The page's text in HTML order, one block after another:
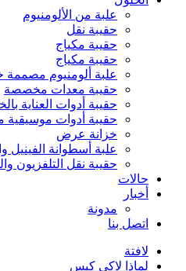
علبة من الألومنيوم
حقيبة نقل
حقيبة مكياج
حقيبة مكياج
علبة ألومنيوم
حقيبة معدات مخصصة
حقيبة أدوات العناية
حقيبة أدوات
خزانة عرض
علبة أسطوانة
حقيبة نقل التلفزيون
حالات
أخبار
مدونة
اتصل بنا
لافتة
لماذا لاكي كيس